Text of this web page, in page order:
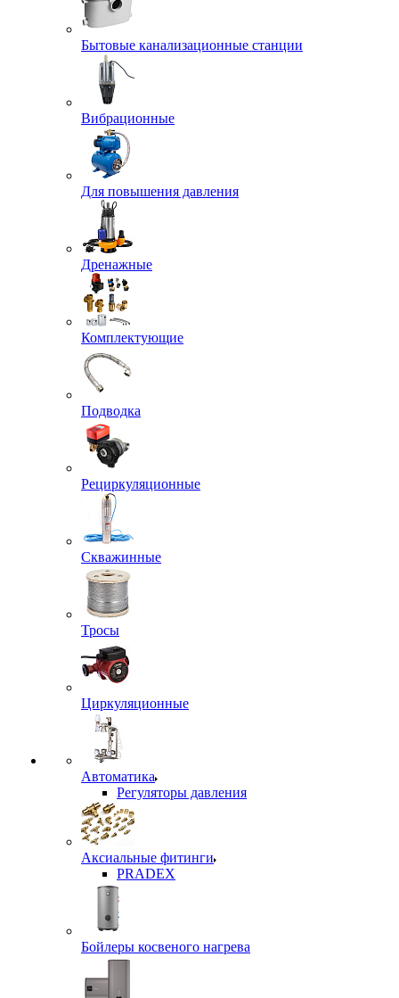
Бытовые канализационные станции
Вибрационные
Для повышения давления
Дренажные
Комплектующие
Подводка
Рециркуляционные
Скважинные
Тросы
Циркуляционные
Автоматика
Регуляторы давления
Аксиальные фитинги
PRADEX
Бойлеры косвеного нагрева